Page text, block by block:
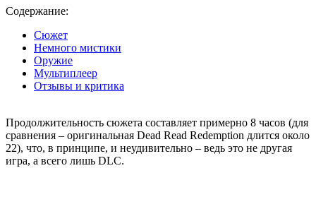
Содержание:
Сюжет
Немного мистики
Оружие
Мультиплеер
Отзывы и критика
Продолжительность сюжета составляет примерно 8 часов (для
сравнения – оригинальная Dead Read Redemption длится около
22), что, в принципе, и неудивительно – ведь это не другая
игра, а всего лишь DLC.